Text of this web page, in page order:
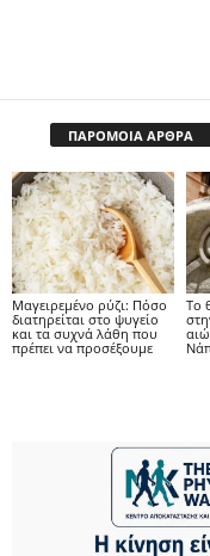
ΠΑΡΟΜΟΙΑ ΑΡΘΡΑ
Μαγειρεμένο ρύζι: Πόσο
διατηρείται στο ψυγείο
και τα συχνά λάθη που
πρέπει να προσέξουμε
Το